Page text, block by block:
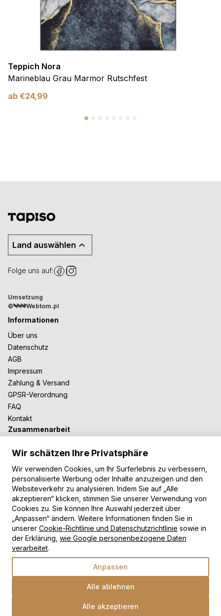
Teppich Nora
Marineblau Grau Marmor Rutschfest
ab €24,99
Wähle eine Option
Land auswählen
Folge uns auf:
Umsetzung
©
Webtom.pl
Informationen
Über uns
Datenschutz
AGB
Impressum
Zahlung & Versand
GPSR-Verordnung
FAQ
Kontakt
Zusammenarbeit
B2B-Zusammenarbeit
Unsere Teppiche
Moderne Teppiche
Vintage Teppiche
Shaggy Teppiche
Kinderteppiche
Zahlungsarten
Wir schätzen Ihre Privatsphäre
Wir verwenden Cookies, um Ihr Surferlebnis zu verbessern,
personalisierte Werbung oder Inhalte anzuzeigen und den
Websiteverkehr zu analysieren. Indem Sie auf „Alle
akzeptieren“ klicken, stimmen Sie unserer Verwendung von
Cookies zu. Sie können Ihre Auswahl jederzeit über
„Anpassen“ ändern. Weitere Informationen finden Sie in
unserer Cookie-Richtlinie und Datenschutzrichtlinie sowie in
der Erklärung, wie Google personenbezogene Daten
verarbeitet.
Anpassen
Alle ablehnen
Alle akzeptieren